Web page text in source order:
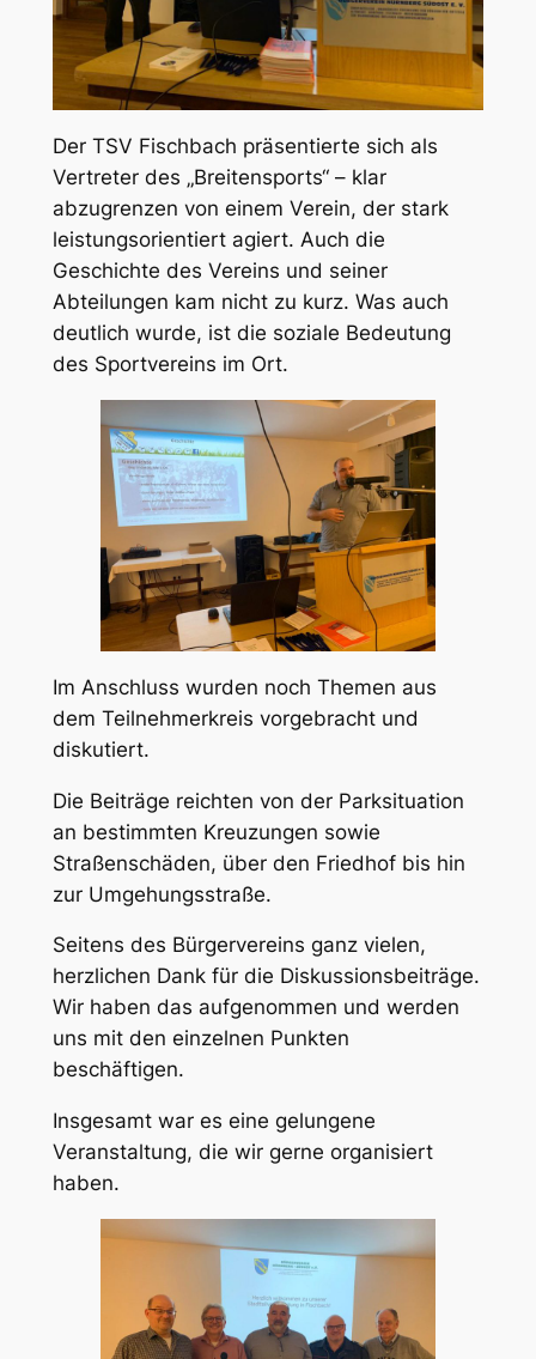
Der TSV Fischbach präsentierte sich als
Vertreter des „Breitensports“ – klar
abzugrenzen von einem Verein, der stark
leistungsorientiert agiert. Auch die
Geschichte des Vereins und seiner
Abteilungen kam nicht zu kurz. Was auch
deutlich wurde, ist die soziale Bedeutung
des Sportvereins im Ort.
Im Anschluss wurden noch Themen aus
dem Teilnehmerkreis vorgebracht und
diskutiert.
Die Beiträge reichten von der Parksituation
an bestimmten Kreuzungen sowie
Straßenschäden, über den Friedhof bis hin
zur Umgehungsstraße.
Seitens des Bürgervereins ganz vielen,
herzlichen Dank für die Diskussionsbeiträge.
Wir haben das aufgenommen und werden
uns mit den einzelnen Punkten
beschäftigen.
Insgesamt war es eine gelungene
Veranstaltung, die wir gerne organisiert
haben.